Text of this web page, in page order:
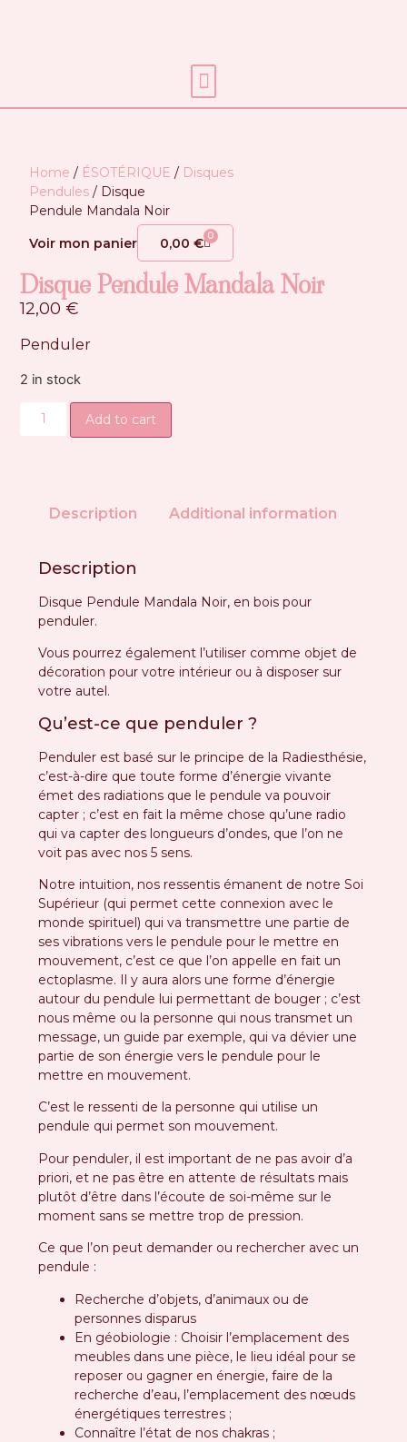
Home / ÉSOTÉRIQUE / Disques
Pendules / Disque
Pendule Mandala Noir
Voir mon panier
0,00€ 0
Disque Pendule Mandala Noir
12,00€
Penduler
2 in stock
Add to cart
Description Additional information
Description
Disque Pendule Mandala Noir, en bois pour
penduler.
Vous pourrez également l’utiliser comme objet de
décoration pour votre intérieur ou à disposer sur
votre autel.
Qu’est-ce que penduler ?
Penduler est basé sur le principe de la Radiesthésie,
c’est-à-dire que toute forme d’énergie vivante
émet des radiations que le pendule va pouvoir
capter ; c’est en fait la même chose qu’une radio
qui va capter des longueurs d’ondes, que l’on ne
voit pas avec nos 5 sens.
Notre intuition, nos ressentis émanent de notre Soi
Supérieur (qui permet cette connexion avec le
monde spirituel) qui va transmettre une partie de
ses vibrations vers le pendule pour le mettre en
mouvement, c’est ce que l’on appelle en fait un
ectoplasme. Il y aura alors une forme d’énergie
autour du pendule lui permettant de bouger ; c’est
nous même ou la personne qui nous transmet un
message, un guide par exemple, qui va dévier une
partie de son énergie vers le pendule pour le
mettre en mouvement.
C’est le ressenti de la personne qui utilise un
pendule qui permet son mouvement.
Pour penduler, il est important de ne pas avoir d’a
priori, et ne pas être en attente de résultats mais
plutôt d’être dans l’écoute de soi-même sur le
moment sans se mettre trop de pression.
Ce que l’on peut demander ou rechercher avec un
pendule :
Recherche d’objets, d’animaux ou de
personnes disparus
En géobiologie : Choisir l’emplacement des
meubles dans une pièce, le lieu idéal pour se
reposer ou gagner en énergie, faire de la
recherche d’eau, l’emplacement des nœuds
énergétiques terrestres ;
Connaître l’état de nos chakras ;